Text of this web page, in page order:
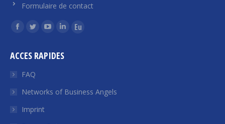
Formulaire de contact
Find us on:
Facebook
opens
window
Twitter
opens
in
window
YouTube
opens
window
Linkedin
opens
window
Euroquity
window
ACCES RAPIDES
FAQ
Networks of Business Angels
Imprint